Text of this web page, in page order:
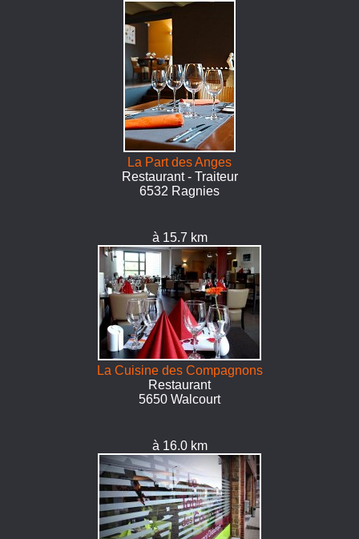
La Part des Anges
Restaurant - Traiteur
6532 Ragnies
à 15.7 km
La Cuisine des Compagnons
Restaurant
5650 Walcourt
à 16.0 km